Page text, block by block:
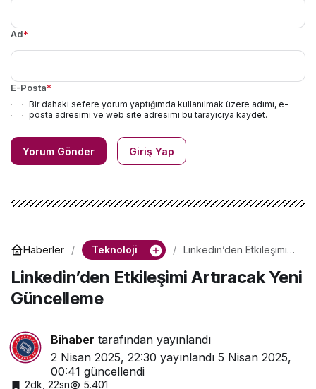
Ad*
E-Posta*
Bir dahaki sefere yorum yaptığımda kullanılmak üzere adımı, e-
posta adresimi ve web site adresimi bu tarayıcıya kaydet.
Yorum Gönder Giriş Yap
Haberler Teknoloji
Linkedin’den Etkileşimi
Güncelleme
Linkedin’den Etkileşimi Artıracak Yeni
Güncelleme
Bihaber tarafından yayınlandı
2 Nisan 2025, 22:30 yayınlandı 5 Nisan 2025,
00:41 güncellendi
2dk, 22sn 5.401